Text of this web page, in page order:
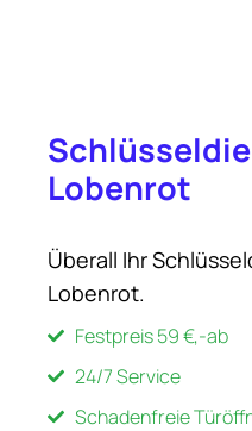
Lobenrot
Überall Ihr
Lobenrot.
Festpreis 59 €,-ab
24/7 Service
Schadenfreie